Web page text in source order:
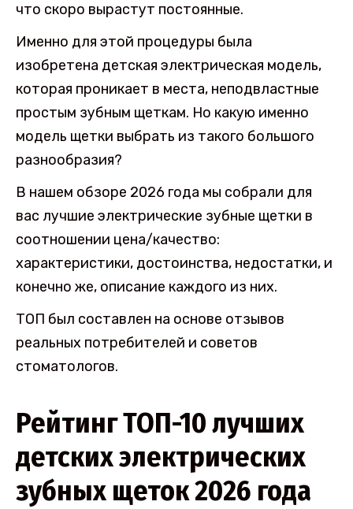
что скоро вырастут постоянные.
Именно для этой процедуры была
изобретена детская электрическая модель,
которая проникает в места, неподвластные
простым зубным щеткам. Но какую именно
модель щетки выбрать из такого большого
разнообразия?
В нашем обзоре 2026 года мы собрали для
вас лучшие электрические зубные щетки в
соотношении цена/качество:
характеристики, достоинства, недостатки, и
конечно же, описание каждого из них.
ТОП был составлен на основе отзывов
реальных потребителей и советов
стоматологов.
Рейтинг ТОП-10 лучших
детских электрических
зубных щеток 2026 года